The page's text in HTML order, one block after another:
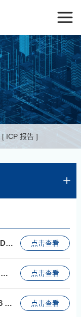
[ ICP 报告 ]
SMA,SOD-123FL 123 323,LFPAK5×6,PDFN5×6,TOLL-8L,DO-41等42个封装 卤素 CANEC26003360409 2026-2-27 点击查看
SOT-23,DFN1x1,PDFN3X3,QFN3x3,SOD-123,SOP-7,HTSSOP16,TS-2,TSOT23-6,TO-251等34个封装 卤素 CANEC26005773006 2026-3-23 点击查看
TO-92&92LM 卤素 CANEC25022678916 2025-9-19 点击查看